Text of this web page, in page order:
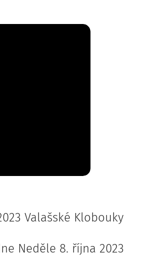
Valašské Klobouky
Neděle 8. října 2023